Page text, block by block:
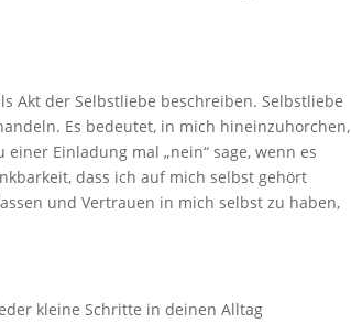
Akt der Selbstliebe beschreiben. Selbstliebe
Es bedeutet, in mich hineinzuhorchen,
Einladung mal „nein“ sage, wenn es
dass ich auf mich selbst gehört
und Vertrauen in mich selbst zu haben,
kleine Schritte in deinen Alltag